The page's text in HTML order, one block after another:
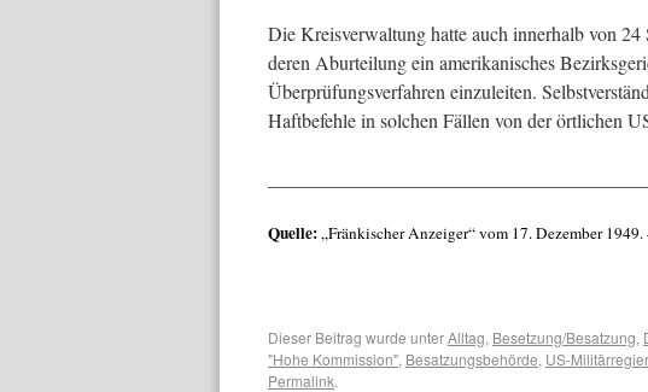
Die Kreisverwaltung hatte auch innerhalb von
deren Aburteilung ein amerikanisches
Überprüfungsverfahren einzuleiten.
Haftbefehle in solchen Fällen von der örtlichen
Quelle:„Fränkischer Anzeiger“ vom 17. Dezember
Dieser Beitrag wurde unterAlltag, Besetzung/Besatzung,
"Hohe Kommission", Besatzungsbehörde, US-
Permalink.